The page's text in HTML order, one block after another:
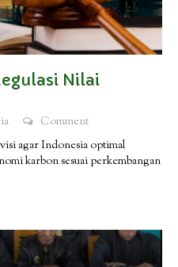
Nilai
Comment
agar Indonesia optimal
karbon sesuai perkembangan